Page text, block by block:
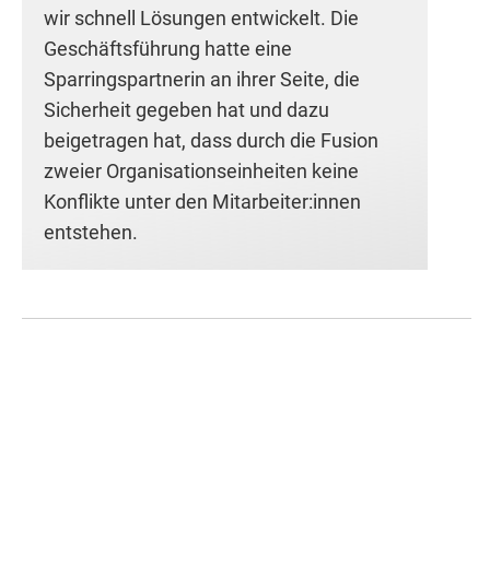
wir schnell Lösungen entwickelt. Die
Geschäftsführung hatte eine
Sparringspartnerin an ihrer Seite, die
Sicherheit gegeben hat und dazu
beigetragen hat, dass durch die Fusion
zweier Organisationseinheiten keine
Konflikte unter den Mitarbeiter:innen
entstehen.